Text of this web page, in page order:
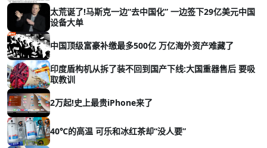
太荒诞了!马斯克一边“去中国化” 一边签下29亿美元中国
设备大单
中国顶级富豪补缴最多500亿 万亿海外资产难藏了
印度盾构机从拆了装不回到国产下线:大国重器售后 要吸
取教训
2万起!史上最贵iPhone来了
40℃的高温 可乐和冰红茶却“没人要”